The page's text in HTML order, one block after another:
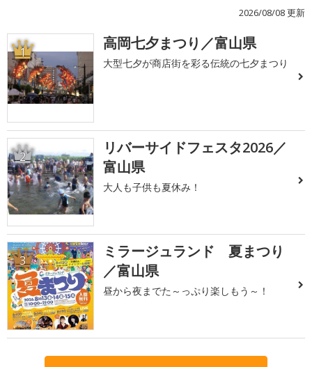
2026/08/08 更新
1 高岡七夕まつり／富山県
大型七夕が商店街を彩る伝統の七夕まつり
2
リバーサイドフェスタ2026／
富山県
大人も子供も夏休み！
3
ミラージュランド 夏まつり
／富山県
昼から夜までた～っぷり楽しもう～！